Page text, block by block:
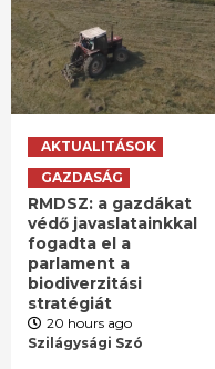
AKTUALITÁSOK
GAZDASÁG
RMDSZ: a gazdákat
védő javaslatainkkal
fogadta el a
parlament a
biodiverzitási
stratégiát
20 hours ago
Szilágysági Szó